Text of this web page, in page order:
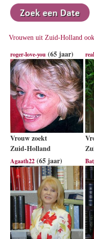
Vrouwen uit Zuid-Holland
roger-love-you (65 jaar)
Vrouw zoekt
Zuid-Holland
Agaath22 (65 jaar)